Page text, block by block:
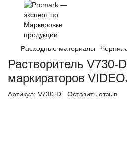
Расходные материалы
Растворитель V730-
маркираторов
Артикул: V730-D Оставить отзыв